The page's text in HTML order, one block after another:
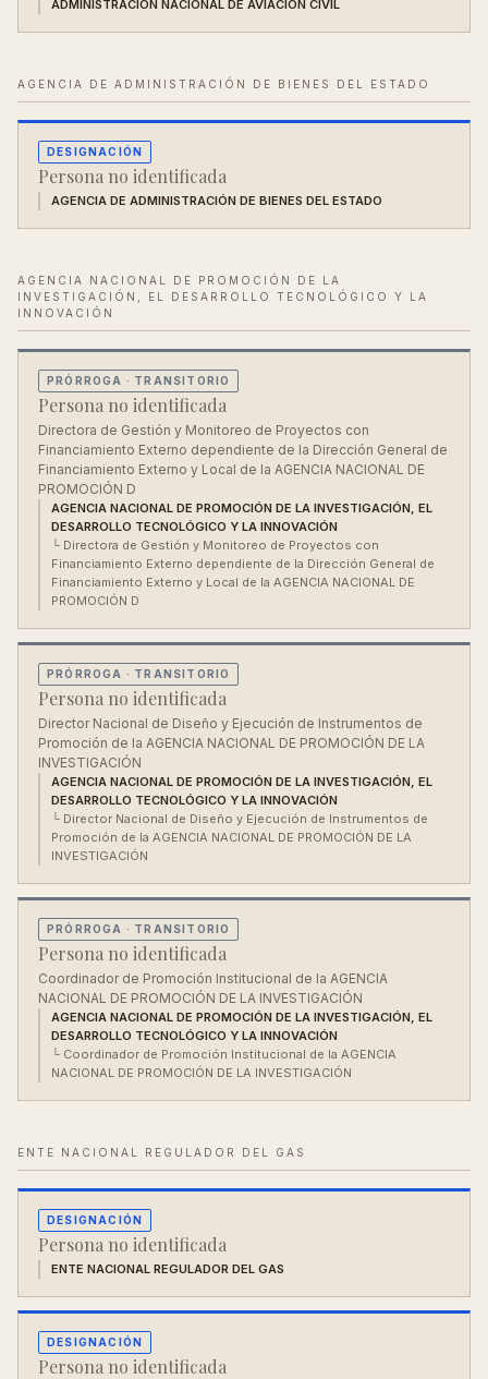
ADMINISTRACIÓN NACIONAL DE AVIACIÓN CIVIL
AGENCIA DE ADMINISTRACIÓN DE BIENES DEL ESTADO
DESIGNACIÓN
Persona no identificada
AGENCIA DE ADMINISTRACIÓN DE BIENES DEL ESTADO
AGENCIA NACIONAL DE PROMOCIÓN DE LA
INVESTIGACIÓN, EL DESARROLLO TECNOLÓGICO Y LA
INNOVACIÓN
PRÓRROGA · TRANSITORIO
Persona no identificada
Directora de Gestión y Monitoreo de Proyectos con
Financiamiento Externo dependiente de la Dirección General de
Financiamiento Externo y Local de la AGENCIA NACIONAL DE
PROMOCIÓN D
AGENCIA NACIONAL DE PROMOCIÓN DE LA INVESTIGACIÓN, EL
DESARROLLO TECNOLÓGICO Y LA INNOVACIÓN
└ Directora de Gestión y Monitoreo de Proyectos con
Financiamiento Externo dependiente de la Dirección General de
Financiamiento Externo y Local de la AGENCIA NACIONAL DE
PROMOCIÓN D
PRÓRROGA · TRANSITORIO
Persona no identificada
Director Nacional de Diseño y Ejecución de Instrumentos de
Promoción de la AGENCIA NACIONAL DE PROMOCIÓN DE LA
INVESTIGACIÓN
AGENCIA NACIONAL DE PROMOCIÓN DE LA INVESTIGACIÓN, EL
DESARROLLO TECNOLÓGICO Y LA INNOVACIÓN
└ Director Nacional de Diseño y Ejecución de Instrumentos de
Promoción de la AGENCIA NACIONAL DE PROMOCIÓN DE LA
INVESTIGACIÓN
PRÓRROGA · TRANSITORIO
Persona no identificada
Coordinador de Promoción Institucional de la AGENCIA
NACIONAL DE PROMOCIÓN DE LA INVESTIGACIÓN
AGENCIA NACIONAL DE PROMOCIÓN DE LA INVESTIGACIÓN, EL
DESARROLLO TECNOLÓGICO Y LA INNOVACIÓN
└ Coordinador de Promoción Institucional de la AGENCIA
NACIONAL DE PROMOCIÓN DE LA INVESTIGACIÓN
ENTE NACIONAL REGULADOR DEL GAS
DESIGNACIÓN
Persona no identificada
ENTE NACIONAL REGULADOR DEL GAS
DESIGNACIÓN
Persona no identificada